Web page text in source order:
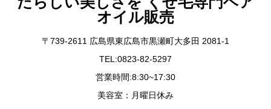
オイル販売
〒739-2611 広島県東広島市黒瀬町大多田 2081-1
TEL:0823-82-5297
営業時間:8:30~17:30
美容室：月曜日休み